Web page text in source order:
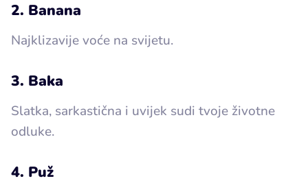
2. Banana
Najklizavije voće na svijetu.
3. Baka
Slatka, sarkastična i uvijek sudi tvoje životne
odluke.
4. Puž